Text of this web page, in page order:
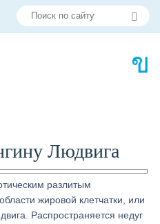
Людвига
разлитым
жировой клетчатки, или
Распространяется недуг